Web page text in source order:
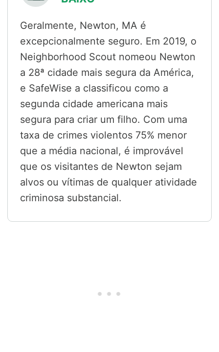
Geralmente, Newton, MA é
excepcionalmente seguro. Em 2019, o
Neighborhood Scout nomeou Newton
a 28ª cidade mais segura da América,
e SafeWise a classificou como a
segunda cidade americana mais
segura para criar um filho. Com uma
taxa de crimes violentos 75% menor
que a média nacional, é improvável
que os visitantes de Newton sejam
alvos ou vítimas de qualquer atividade
criminosa substancial.